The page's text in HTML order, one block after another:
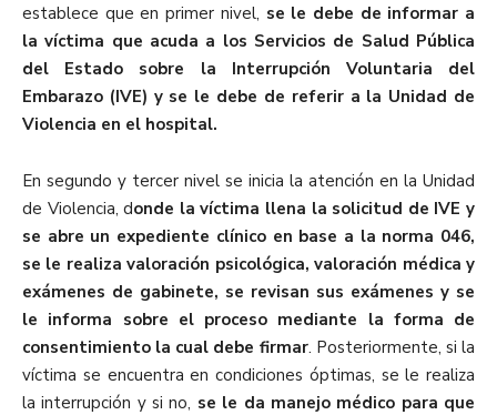
establece que en primer nivel, se le debe de informar a
la víctima que acuda a los Servicios de Salud Pública
del Estado sobre la Interrupción Voluntaria del
Embarazo (IVE) y se le debe de referir a la Unidad de
Violencia en el hospital.
En segundo y tercer nivel se inicia la atención en la Unidad
de Violencia, donde la víctima llena la solicitud de IVE y
se abre un expediente clínico en base a la norma 046,
se le realiza valoración psicológica, valoración médica y
exámenes de gabinete, se revisan sus exámenes y se
le informa sobre el proceso mediante la forma de
consentimiento la cual debe firmar. Posteriormente, si la
víctima se encuentra en condiciones óptimas, se le realiza
la interrupción y si no, se le da manejo médico para que